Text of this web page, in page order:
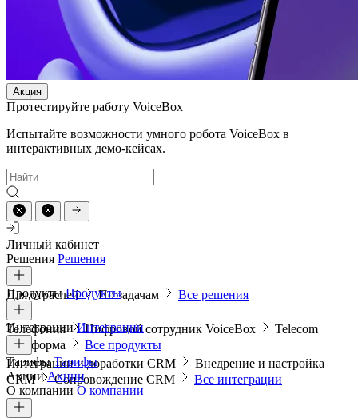
Акция
Протестируйте работу VoiceBox
Испытайте возможности умного робота VoiceBox в
интерактивных демо-кейсах.
Личный кабинет
Решения Решения
Для отраслей По задачам Все решения
ПродуктыПродукты
Телефония Цифровой сотрудник VoiceBox
Telecom
платформа
Все продукты
ИнтеграцииИнтеграции
Интеграции и доработки CRM
Внедрение и настройка
CRM
Сопровождение CRM Все интеграции
ТарифыТарифы
АкцииАкции
О компании О компании